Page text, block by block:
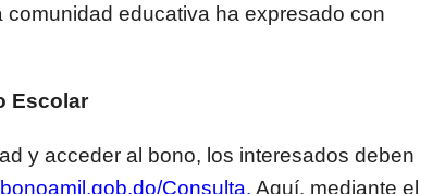
educativa ha expresado con
Escolar
y acceder al bono, los interesados deben
Consulta. Aquí, mediante el